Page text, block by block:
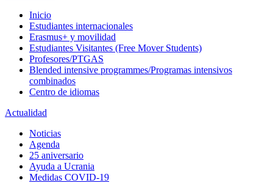
Inicio
Estudiantes internacionales
Erasmus+ y movilidad
Estudiantes Visitantes (Free Mover Students)
Profesores/PTGAS
Blended intensive programmes/Programas intensivos
combinados
Centro de idiomas
Actualidad
Noticias
Agenda
25 aniversario
Ayuda a Ucrania
Medidas COVID-19